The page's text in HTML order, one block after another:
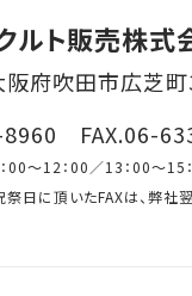
ルト販売株式
府吹田市広芝
FAX.06-
00～12：00／13：00～15
祭日に頂いたFAXは、弊